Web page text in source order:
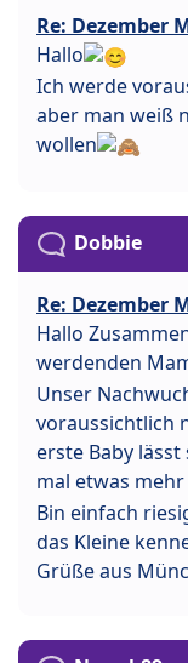
Re: Dezember
Hallo
Ich werde
aber man weiß
wollen
Dobbie
Re: Dezember
Hallo
werdenden
Unser
voraussichtlich
erste Baby
mal etwas
Bin einfach
das Kleine
Grüße aus